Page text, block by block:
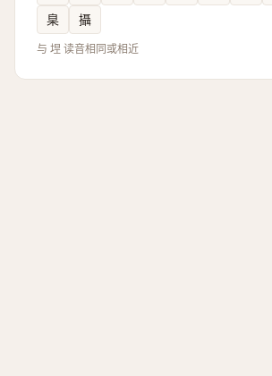
臬
攝
与 㘿 读音相同或相近